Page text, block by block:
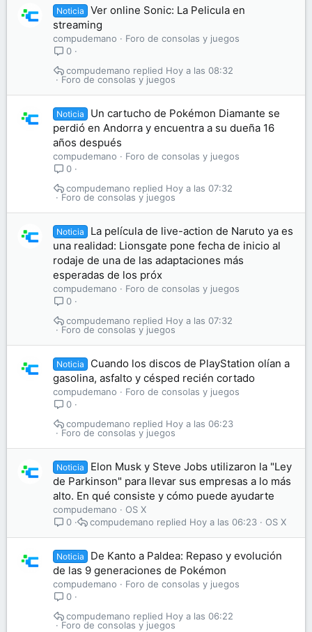
Noticia
Ver online Sonic: La Pelicula en
streaming
compudemano
Foro de consolas y juegos
0
Foro de consolas y juegos
Hoy a las 08:32
compudemano
Noticia
Un cartucho de Pokémon Diamante se
perdió en Andorra y encuentra a su dueña 16
años después
compudemano
Foro de consolas y juegos
0
Foro de consolas y juegos
Hoy a las 07:32
compudemano
Noticia
La película de live-action de Naruto ya es
una realidad: Lionsgate pone fecha de inicio al
rodaje de una de las adaptaciones más
esperadas de los próx
compudemano
Foro de consolas y juegos
0
Foro de consolas y juegos
Hoy a las 07:32
compudemano
Noticia
Cuando los discos de PlayStation olían a
gasolina, asfalto y césped recién cortado
compudemano
Foro de consolas y juegos
0
Foro de consolas y juegos
Hoy a las 06:23
compudemano
Noticia
Elon Musk y Steve Jobs utilizaron la "Ley
de Parkinson" para llevar sus empresas a lo más
alto. En qué consiste y cómo puede ayudarte
compudemano
OS X
0
OS X
Hoy a las 06:23
compudemano
Noticia
De Kanto a Paldea: Repaso y evolución
de las 9 generaciones de Pokémon
compudemano
Foro de consolas y juegos
0
Foro de consolas y juegos
Hoy a las 06:22
compudemano